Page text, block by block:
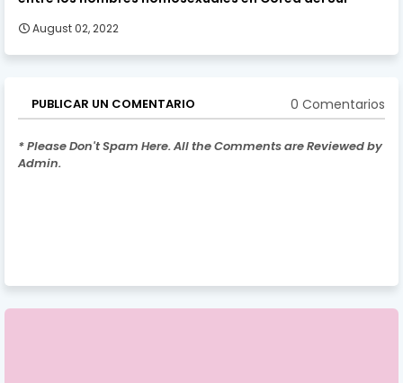
August 02, 2022
PUBLICAR UN COMENTARIO 0 Comentarios
* Please Don't Spam Here. All the Comments are Reviewed by
Admin.